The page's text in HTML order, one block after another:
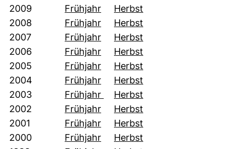
2009
2008
2007
2006
2005
2004
2003
2002
2001
2000
Frühjahr(öffnet neues Fenster).
Herbst
Frühjahr(öffnet neues Fenster).
Herbst
Frühjahr(öffnet neues Fenster).
Herbst
Frühjahr(öffnet neues Fenster).
Herbst
Frühjahr(öffnet neues Fenster).
Herbst
Frühjahr(öffnet neues Fenster).
Herbst
Frühjahr
(öffnet neues Fenster).
Herbst
Frühjahr(öffnet neues Fenster).
Herbst
Frühjahr(öffnet neues Fenster).
Herbst
Frühjahr(öffnet neues Fenster).
Herbst